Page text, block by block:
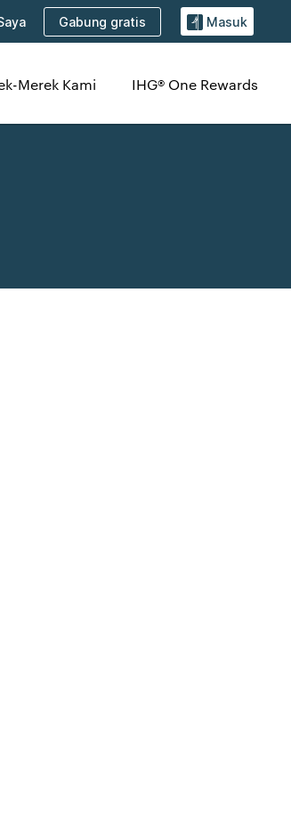
Gabung gratis Masuk
Merek Kami IHG® One Rewards